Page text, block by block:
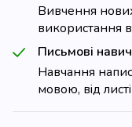
Вивчення нових
використання в
Письмові
Навчання
мовою, від